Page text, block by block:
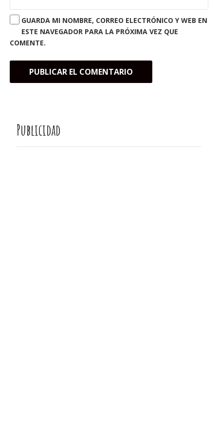
GUARDA MI NOMBRE, CORREO ELECTRÓNICO Y WEB EN
ESTE NAVEGADOR PARA LA PRÓXIMA VEZ QUE
COMENTE.
Publicidad